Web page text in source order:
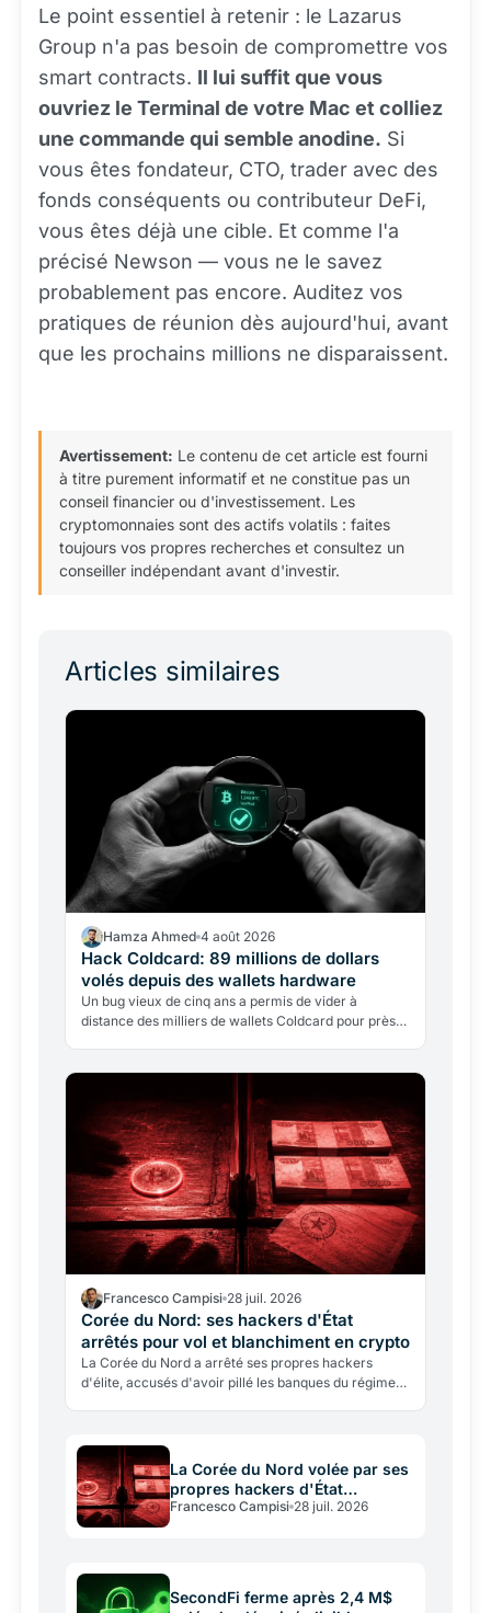
Le point essentiel à retenir : le Lazarus
Group n'a pas besoin de compromettre vos
smart contracts. Il lui suffit que vous
ouvriez le Terminal de votre Mac et colliez
une commande qui semble anodine. Si
vous êtes fondateur, CTO, trader avec des
fonds conséquents ou contributeur DeFi,
vous êtes déjà une cible. Et comme l'a
précisé Newson — vous ne le savez
probablement pas encore. Auditez vos
pratiques de réunion dès aujourd'hui, avant
que les prochains millions ne disparaissent.
Avertissement: Le contenu de cet article est fourni
à titre purement informatif et ne constitue pas un
conseil financier ou d'investissement. Les
cryptomonnaies sont des actifs volatils : faites
toujours vos propres recherches et consultez un
conseiller indépendant avant d'investir.
Articles similaires
Hamza Ahmed 4 août 2026
Hack Coldcard: 89 millions de dollars
volés depuis des wallets hardware
Un bug vieux de cinq ans a permis de vider à
distance des milliers de wallets Coldcard pour près
Francesco Campisi 28 juil. 2026
Corée du Nord: ses hackers d'État
arrêtés pour vol et blanchiment en crypto
La Corée du Nord a arrêté ses propres hackers
d'élite, accusés d'avoir pillé les banques du régime
La Corée du Nord volée par ses
propres hackers d'État
recyclant en crypto
Francesco Campisi 28 juil. 2026
SecondFi ferme après 2,4 M$